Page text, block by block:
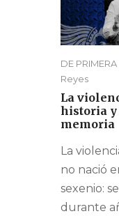
DE
Reyes
La
historia y
memoria
La
no nació
sexenio:
durante